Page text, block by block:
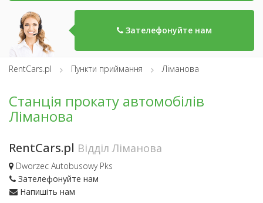
Зателефонуйте нам
RentCars.pl Пункти приймання Ліманова
Станція прокату автомобілів
Ліманова
RentCars.pl Відділ Ліманова
Dworzec Autobusowy Pks
Зателефонуйте нам
Напишіть нам